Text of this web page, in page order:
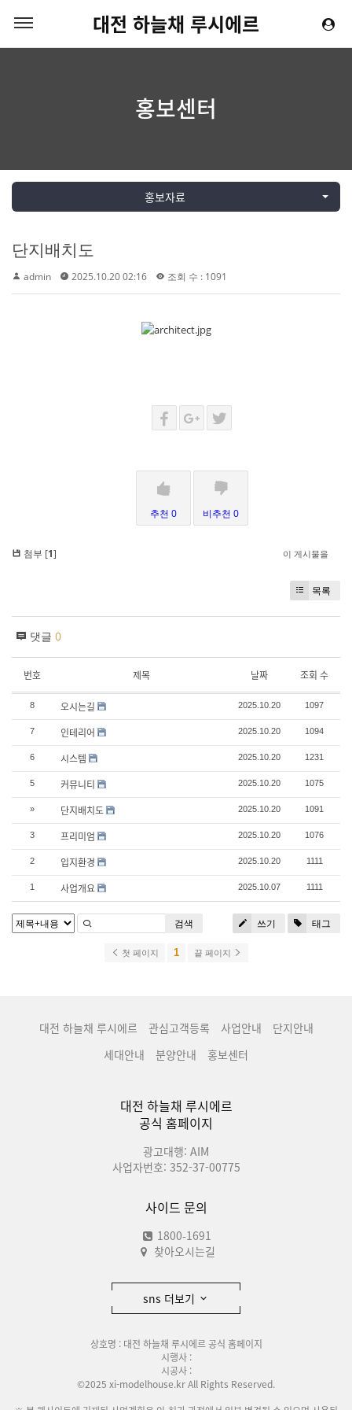
대전 하늘채 루시에르
홍보센터
홍보자료
단지배치도
admin 2025.10.20 02:16 조회 수 : 1091
추천 0 비추천 0
첨부 [1] 이 게시물을
목록
댓글 0
번호 제목 날짜 조회 수
8 오시는길 2025.10.20 1097
7 인테리어 2025.10.20 1094
6 시스템 2025.10.20 1231
5 커뮤니티 2025.10.20 1075
» 단지배치도 2025.10.20 1091
3 프리미엄 2025.10.20 1076
2 입지환경 2025.10.20 1111
1 사업개요 2025.10.07 1111
쓰기 태그
검색
첫 페이지 1 끝 페이지
대전 하늘채 루시에르 관심고객등록 사업안내
단지안내
세대안내
분양안내 홍보센터
대전 하늘채 루시에르
공식 홈페이지
광고대행: AIM
사업자번호: 352-37-00775
사이드 문의
1800-1691
찾아오시는길
sns 더보기
상호명 : 대전 하늘채 루시에르 공식 홈페이지
시행사 :
시공사 :
©2025 xi-modelhouse.kr All Rights Reserved.